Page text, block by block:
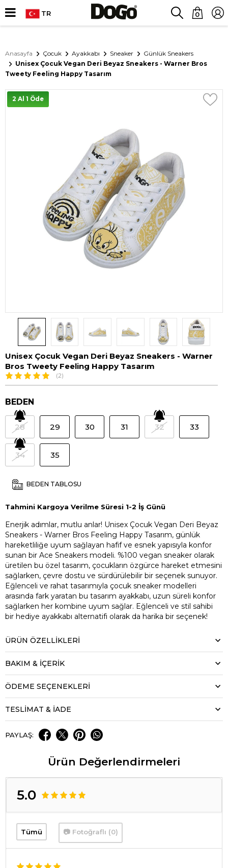
TR 0
Anasayfa Çocuk Ayakkabı Sneaker
Günlük Sneakers
Unisex Çocuk Vegan Deri Beyaz Sneakers - Warner Bros
Tweety Feeling Happy Tasarım
2 Al 1 Öde
Unisex Çocuk Vegan Deri Beyaz Sneakers - Warner
Bros Tweety Feeling Happy Tasarım
(2)
BEDEN
28 29 30 31 32 33
34 35
BEDEN TABLOSU
Tahmini Kargoya Verilme Süresi 1-2 İş Günü
Enerjik adımlar, mutlu anlar! Unisex Çocuk Vegan Deri Beyaz
Sneakers - Warner Bros Feeling Happy Tasarım, günlük
hareketliliğe uyum sağlayan hafif ve esnek yapısıyla konfor
sunan bir Ace Sneakers modeli. %100 vegan sneaker olarak
üretilen bu özel tasarım, çocukların özgürce hareket etmesini
sağlarken, çevre dostu ve sürdürülebilir bir seçenek sunuyor.
Eğlenceli ve rahat tasarımıyla çocuk sneaker modelleri
arasında fark yaratan bu tasarım ayakkabı, uzun süreli konfor
sağlarken her kombine uyum sağlar. Eğlenceli ve stil sahibi
bir hediye ayakkabı alternatifi olarak da harika bir seçenek!
ÜRÜN ÖZELLIKLERI
BAKIM & İÇERİK
ÖDEME SEÇENEKLERI
TESLİMAT & İADE
PAYLAŞ:
Ürün Değerlendirmeleri
5.0
Tümü 📷 Fotoğraflı (0)